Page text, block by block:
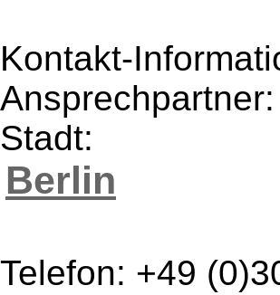
Kontakt-
Stadt:
Berlin
Telefon: +49